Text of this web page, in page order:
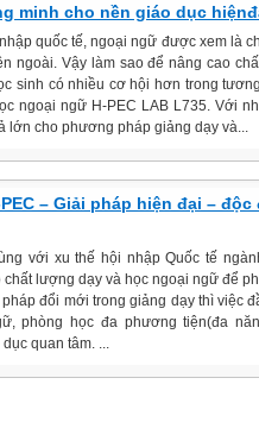
minh cho nền giáo dục
quốc tế, ngoại ngữ được xem là
ngoài. Vậy làm sao để nâng cao
sinh có nhiều cơ hội hơn trong
ngoại ngữ H-PEC LAB L735. Với
lớn cho phương pháp giảng dạy và...
– Giải pháp hiện đại – độc
với xu thế hội nhập Quốc tế
lượng dạy và học ngoại ngữ để
đổi mới trong giảng dạy thì việc
phòng học đa phương tiện(đa
quan tâm. ...